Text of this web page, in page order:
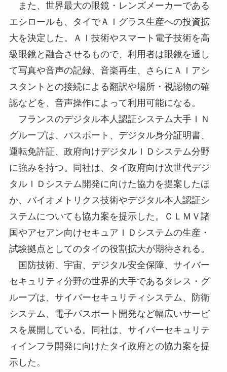
また、世界最大の眼鏡・レンズメーカーである
エシロールも、タイでＡＩグラス生産への投資拡
大を決定した。ＡＩ技術やスマート電子技術を高
級眼鏡と融合させるもので、利用者は眼鏡を通し
て写真や音声の記録、音楽再生、さらにＡＩアシ
スタントとの接続による翻訳や場所・視認物の確
認などを、音声操作によって利用可能になる。
フランスのデジタル本人認証システム大手ＩＮ
グループは、パスポート、デジタル身分証明書、
運転免許証、政府向けデジタルＩＤシステム分野
に強みを持つ。同社は、タイ政府向け次世代デジ
タルＩＤシステム開発に向けた協力を提案したほ
か、バイオメトリクス技術やデジタル本人認証シ
ステムについても協力案を提示した。ＣＬＭＶ諸
国やアセアン向けセキュアＩＤシステムの生産・
試験拠点としてのタイの役割拡大が期待される。
国防技術、宇宙、デジタル安全保障、サイバー
セキュリティ分野の世界的大手であるタレス・グ
ループは、サイバーセキュリティシステム、防衛
システム、電子パスポート開発など幅広いサービ
スを展開している。同社は、サイバーセキュリテ
ィインフラ開発に向けたタイ政府との協力案を提
示した。